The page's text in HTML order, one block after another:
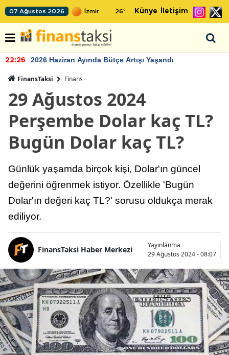
07 Ağustos 2026 26° Künye İletişim
22:26 2026 Haziran Ayında Bütçe Artışı Yaşandı
FinansTaksi Finans
29 Ağustos 2024
Perşembe Dolar kaç TL?
Bugün Dolar kaç TL?
Günlük yaşamda birçok kişi, Dolar'ın güncel
değerini öğrenmek istiyor. Özellikle 'Bugün
Dolar'ın değeri kaç TL?' sorusu oldukça merak
ediliyor.
FinansTaksi Haber Merkezi
Yayınlanma
29 Ağustos 2024 - 08:07